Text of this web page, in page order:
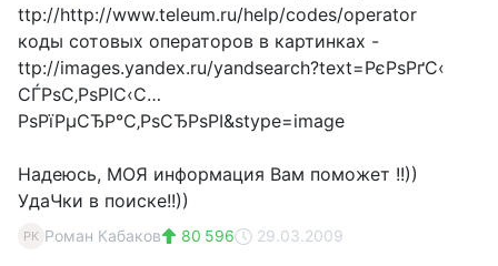
ttp://http://www.teleum.ru/help/codes/operator
коды сотовых операторов в картинках -
ttp://images.yandex.ru/yandsearch?text=РєРѕРґС‹
СЃРѕС‚РѕРІС‹С…
РѕРїРµСЂР°С‚РѕСЂРѕРІ&stype=image
Надеюсь, МОЯ информация Вам поможет !!))
УдаЧки в поиске!!))
РК Роман Кабаков 80 596 29.03.2009